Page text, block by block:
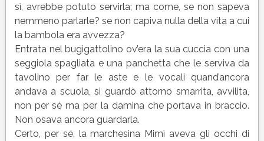
sì, avrebbe potuto servirla; ma come, se non sapeva
nemmeno parlarle? se non capiva nulla della vita a cui
la bambola era avvezza?
Entrata nel bugigattolino ov’era la sua cuccia con una
seggiola spagliata e una panchetta che le serviva da
tavolino per far le aste e le vocali quand’ancora
andava a scuola, si guardò attorno smarrita, avvilita,
non per sé ma per la damina che portava in braccio.
Non osava ancora guardarla.
Certo, per sé, la marchesina Mimì aveva gli occhi di